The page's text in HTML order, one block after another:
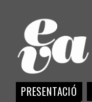
PRESENTACIÓ